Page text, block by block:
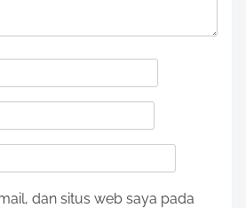
dan situs web saya pada